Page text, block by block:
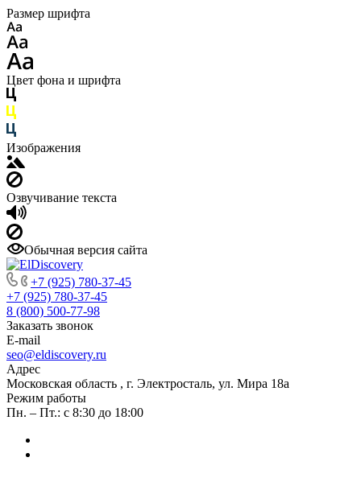
Размер шрифта
Цвет фона и шрифта
Изображения
Озвучивание текста
Обычная версия сайта
+7 (925) 780-37-45
+7 (925) 780-37-45
8 (800) 500-77-98
Заказать звонок
E-mail
seo@eldiscovery.ru
Адрес
Московская область , г. Электросталь, ул. Мира 18а
Режим работы
Пн. – Пт.: с 8:30 до 18:00